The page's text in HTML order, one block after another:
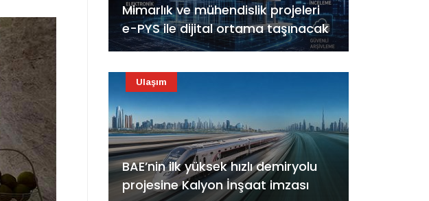
Mimarlık ve mühendislik projeleri
e-PYS ile dijital ortama taşınacak
BAE’nin ilk yüksek hızlı demiryolu
projesine Kalyon İnşaat imzası
Ulaşım